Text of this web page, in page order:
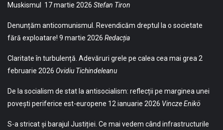
Muskismul 17 martie 2026 Stefan Tiron
Denunțăm anticomunismul. Revendicăm dreptul la o societate
fără exploatare! 9 martie 2026 Redacția
Claritate în turbulență. Adevăruri grele pe calea cea mai grea 2
februarie 2026 Ovidiu Tichindeleanu
De la socialism de stat la antisocialism: reflecții pe marginea unei
povești periferice est-europene 12 ianuarie 2026 Vincze Enikö
S-a stricat și barajul Justiției. Ce mai vedem când infrastructurile